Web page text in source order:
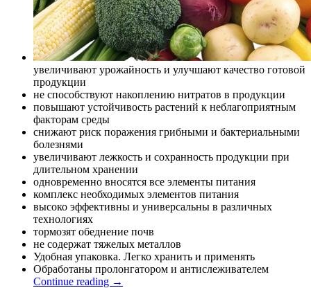
увеличивают урожайность и улучшают качество готовой
продукции
не способствуют накоплению нитратов в продукции
повышают устойчивость растений к неблагоприятным
факторам среды
снижают риск поражения грибными и бактериальными
болезнями
увеличивают лежкость и сохранность продукции при
длительном хранении
одновременно вносятся все элементы питания
комплекс необходимых элементов питания
высоко эффективны и универсальны в различных
технологиях
тормозят обеднение почв
не содержат тяжелых металлов
Удобная упаковка. Легко хранить и применять
Обработаны пролонгатором и антислеживателем
Continue reading →